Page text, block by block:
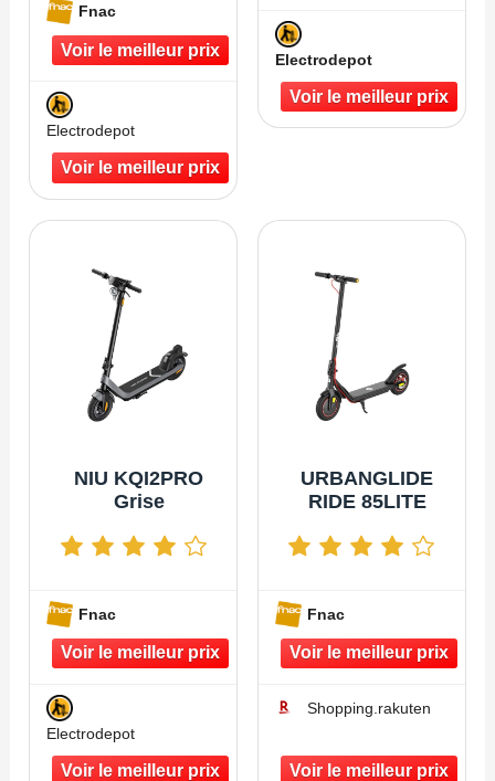
Fnac
Electrodepot
Electrodepot
NIU KQI2PRO
Grise
Fnac
Electrodepot
URBANGLIDE
RIDE 85LITE
Fnac
Shopping.rakuten